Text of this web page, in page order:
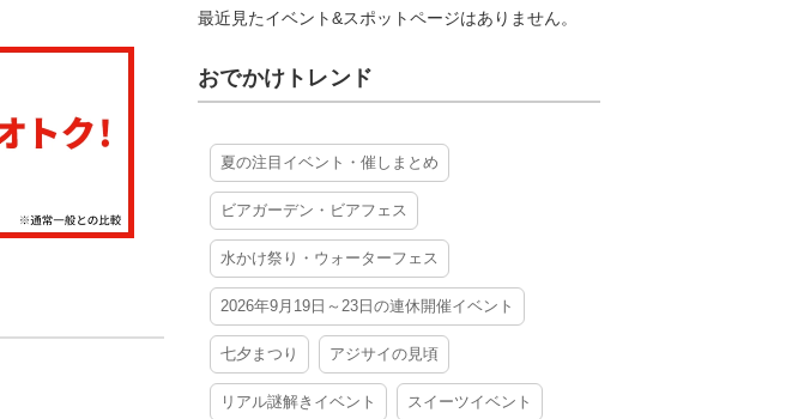
最近見たイベント&スポットページはありません。
おでかけトレンド
夏の注目イベント・催しまとめ
ビアガーデン・ビアフェス
水かけ祭り・ウォーターフェス
2026年9月19日～23日の連休開催イベント
七夕まつり アジサイの見頃
リアル謎解きイベント スイーツイベント